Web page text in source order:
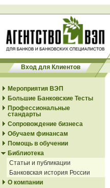
Вход для Клиентов
Мероприятия ВЭП
Большие Банковские Тесты
Профессиональные
стандарты
Сопровождение бизнеса
Обучаем финансам
Помощь в обучении
Библиотека
Статьи и публикации
Банковская история России
О компании